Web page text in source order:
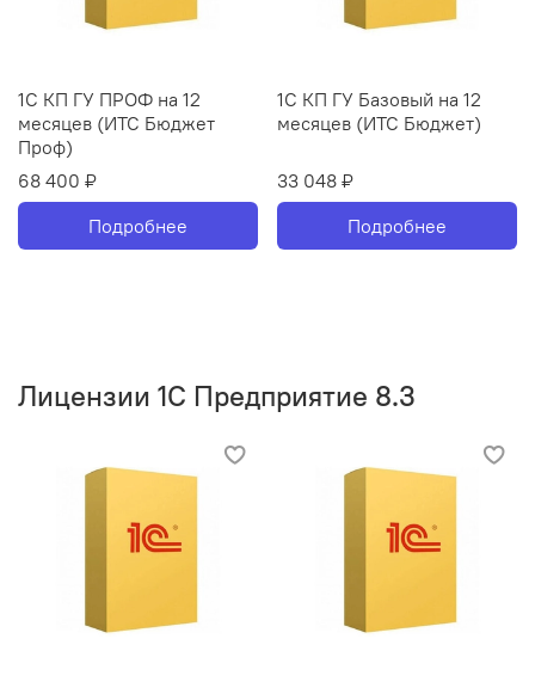
1С КП ГУ ПРОФ на 12
месяцев (ИТС Бюджет
Проф)
68 400 ₽
Подробнее
1С КП ГУ Базовый на 12
месяцев (ИТС Бюджет)
33 048 ₽
Подробнее
Лицензии 1С Предприятие 8.3